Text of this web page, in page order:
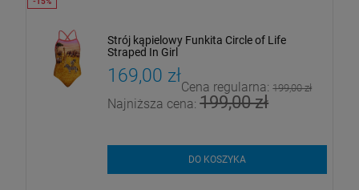
Strój kąpielowy Funkita Circle of Life
Straped In Girl
169,00 zł
Cena regularna:199,00 zł
Najniższa cena:199,00 zł
DO KOSZYKA